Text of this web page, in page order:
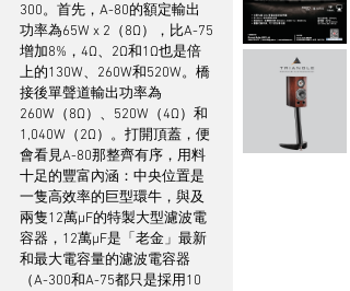
300。首先，A-80的額定輸出
功率為65W x 2（8Ω），比A-75
增加8%，4Ω、2Ω和1Ω也是倍
上的130W、260W和520W。橋
接後單聲道輸出功率為
260W（8Ω）、520W（4Ω）和
1,040W（2Ω）。打開頂蓋，便
會看見A-80那整齊有序，用料
十足的豐富內涵：中央位置是
一隻高效率的巨型環牛，與及
兩隻12萬µF的特製大型濾波電
容器，12萬µF是「老金」最新
和最大電容量的濾波電容器
（A-300和A-75都只是採用10